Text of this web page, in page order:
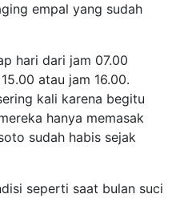
empal yang sudah
hari dari jam 07.00
atau jam 16.00.
kali karena begitu
hanya memasak
sudah habis sejak
seperti saat bulan suci